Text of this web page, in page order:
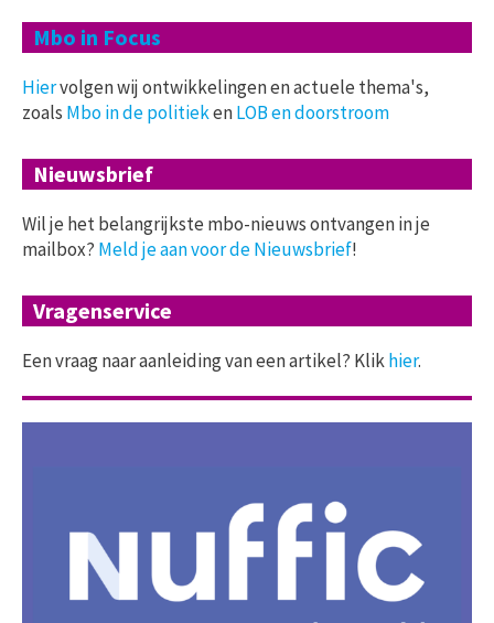
Mbo in Focus
Hiervolgen wij ontwikkelingen en actuele thema's,
zoals Mbo in de politiekenLOB en doorstroom
Nieuwsbrief
Wil je het belangrijkste mbo-nieuws ontvangen in je
mailbox? Meld je aan voor de Nieuwsbrief!
Vragenservice
Een vraag naar aanleiding van een artikel? Klikhier.